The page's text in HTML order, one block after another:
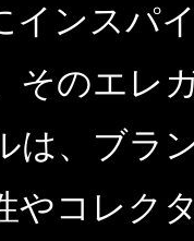
インスパ
そのエレ
は、ブラ
やコレク